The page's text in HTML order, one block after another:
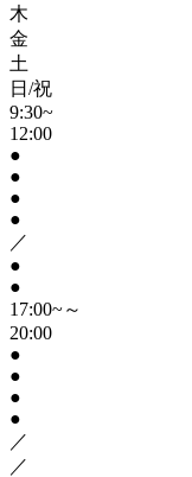
木
金
土
日/祝
9:30~
12:00
●
●
●
●
／
●
●
17:00~～
20:00
●
●
●
●
／
／